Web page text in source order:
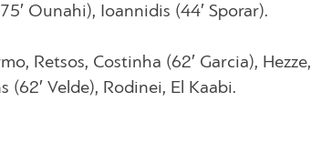
Ounahi), Ioannidis (44′ Sporar).
Retsos, Costinha (62′ Garcia), Hezze,
(62′ Velde), Rodinei, El Kaabi.